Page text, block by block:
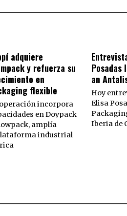
adquiere
y refuerza su
en
flexible
incorpora
en Doypack
amplía
industrial
Posadas
an
Hoy
Elisa
Iberia de